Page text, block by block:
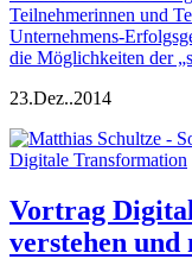
Teilnehmerinnen und
Unternehmens-
die Möglichkeiten der
23.Dez..2014
Vortrag
verstehen und